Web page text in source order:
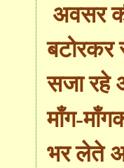
अवसर
बटोरकर
सजा रहे
माँग-
भर लेते